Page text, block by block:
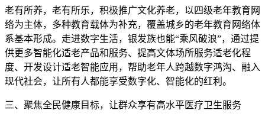
老有所养，老有所乐，积极推广文化养老，以四级老年教育网
络为主体，多种教育载体为补充，覆盖城乡的老年教育网络体
系基本形成。走进数字生活，银发族也能“乘风破浪”，通过提
供更多智能化适老产品和服务、提高文体场所服务适老化程
度、开发设计适老智能应用，帮助老年人跨越数字鸿沟、融入
现代社会，让所有人都能享受数字化、智能化的红利。
三、聚焦全民健康目标，让群众享有高水平医疗卫生服务